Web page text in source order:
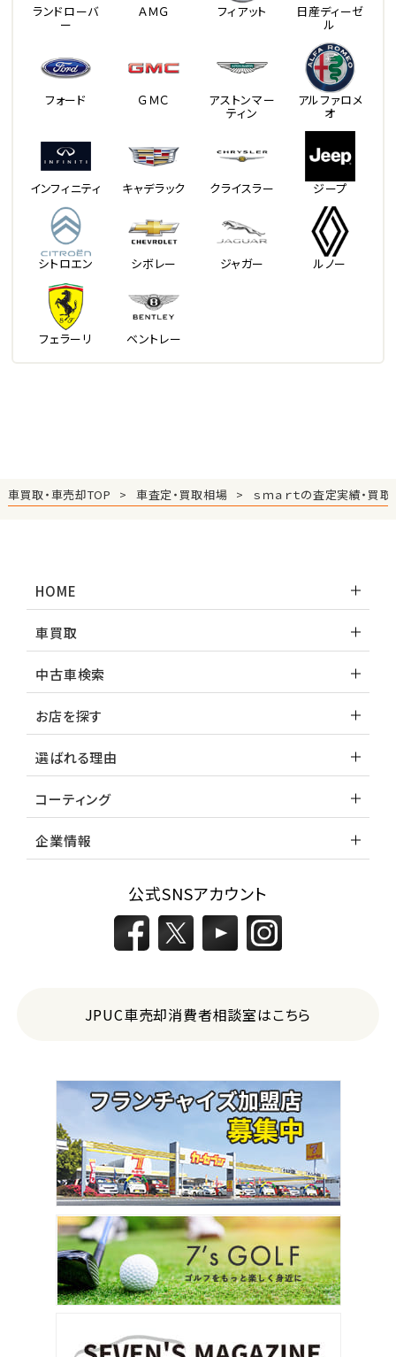
ランドローバ
ー
ＡＭＧ フィアット 日産ディーゼ
ル
フォード ＧＭＣ アストンマー
ティン
アルファロメ
オ
インフィニティ キャデラック クライスラー ジープ
シトロエン シボレー ジャガー ルノー
フェラーリ ベントレー
車買取・車売却TOP 車査定・買取相場 ｓｍａｒｔの査定実績・買
HOME
車買取
中古車検索
お店を探す
選ばれる理由
コーティング
企業情報
公式SNSアカウント
JPUC車売却消費者相談室はこちら